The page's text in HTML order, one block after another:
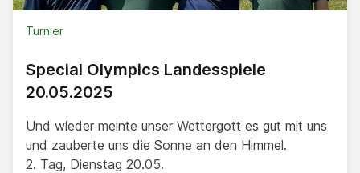
Turnier
Special Olympics Landesspiele
20.05.2025
Und wieder meinte unser Wettergott es gut mit uns
und zauberte uns die Sonne an den Himmel.
2. Tag, Dienstag 20.05.